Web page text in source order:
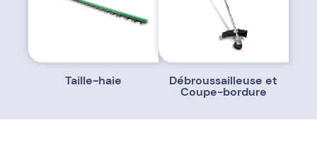
Taille-haie Débroussailleuse et
Coupe-bordure